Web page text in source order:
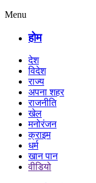
Menu
होम
देश
विदेश
राज्य
अपना शहर
राजनीति
खेल
मनोरंजन
क्राइम
धर्म
खान पान
वीडियो